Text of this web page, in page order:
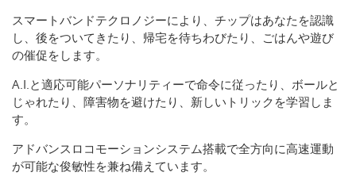
スマートバンドテクロノジーにより、チップはあなたを認識
し、後をついてきたり、帰宅を待ちわびたり、ごはんや遊び
の催促をします。
A.I.と適応可能パーソナリティーで命令に従ったり、ボールと
じゃれたり、障害物を避けたり、新しいトリックを学習しま
す。
アドバンスロコモーションシステム搭載で全方向に高速運動
が可能な俊敏性を兼ね備えています。